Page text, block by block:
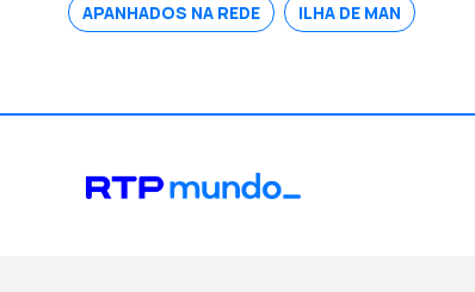
APANHADOS NA REDE ILHA DE MAN